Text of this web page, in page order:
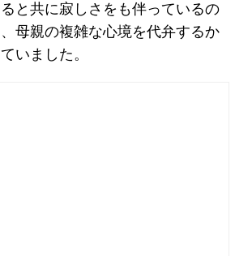
と共に寂しさをも伴っているの
母親の複雑な心境を代弁するか
いました。